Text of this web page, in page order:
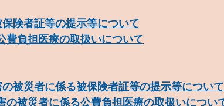
険者証等の提示等について
費負担医療の取扱いについて
被災者に係る被保険者証等の提示等について
被災者に係る公費負担医療の取扱いについ